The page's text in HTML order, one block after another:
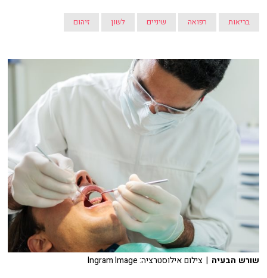
בריאות רפואה שיניים לשון זיהום
שורש הבעיה | צילום אילוסטרציה: Ingram Image